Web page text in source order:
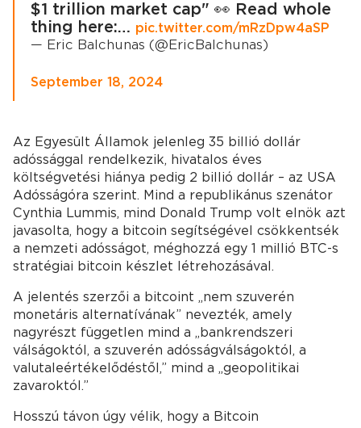
$1 trillion market cap" 👀 Read whole
thing here:… pic.twitter.com/mRzDpw4aSP
— Eric Balchunas (@EricBalchunas)
September 18, 2024
Az Egyesült Államok jelenleg 35 billió dollár
adóssággal rendelkezik, hivatalos éves
költségvetési hiánya pedig 2 billió dollár – az USA
Adósságóra szerint. Mind a republikánus szenátor
Cynthia Lummis, mind Donald Trump volt elnök azt
javasolta, hogy a bitcoin segítségével csökkentsék
a nemzeti adósságot, méghozzá egy 1 millió BTC-s
stratégiai bitcoin készlet létrehozásával.
A jelentés szerzői a bitcoint „nem szuverén
monetáris alternatívának” nevezték, amely
nagyrészt független mind a „bankrendszeri
válságoktól, a szuverén adósságválságoktól, a
valutaleértékelődéstől,” mind a „geopolitikai
zavaroktól.”
Hosszú távon úgy vélik, hogy a Bitcoin